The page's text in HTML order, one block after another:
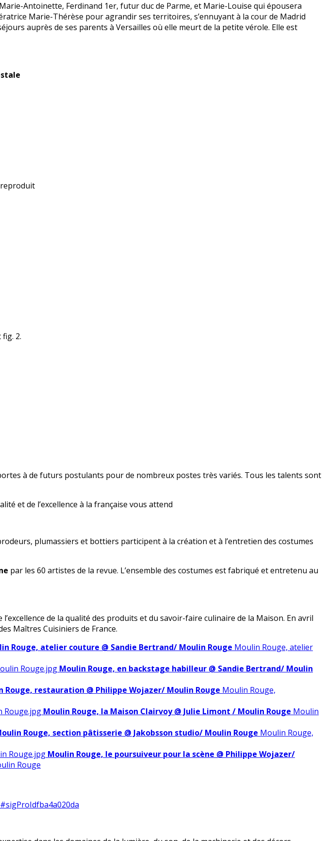
Antoinette, Ferdinand 1er, futur duc de Parme, et Marie-Louise qui épousera
Marie-Thérèse pour agrandir ses territoires, s’ennuyant à la cour de Madrid
auprès de ses parents à Versailles où elle meurt de la petite vérole. Elle est
reproduit
2.
à de futurs postulants pour de nombreux postes très variés. Tous les talents sont
et de l’excellence à la française vous attend
plumassiers et bottiers participent à la création et à l’entretien des costumes
par les 60 artistes de la revue. L’ensemble des costumes est fabriqué et entretenu au
l’excellence de la qualité des produits et du savoir-faire culinaire de la Maison. En avril
Maîtres Cuisiniers de France.
Rouge, atelier couture @ Sandie Bertrand/ Moulin Rouge Moulin Rouge, atelier
Moulin Rouge, en backstage habilleur @ Sandie Bertrand/ Moulin
Rouge, restauration @ Philippe Wojazer/ Moulin Rouge Moulin Rouge,
Moulin Rouge, la Maison Clairvoy @ Julie Limont / Moulin Rouge Moulin
Rouge, section pâtisserie @ Jakobsson studio/ Moulin Rouge Moulin Rouge,
Moulin Rouge, le poursuiveur pour la scène @ Philippe Wojazer/
Rouge